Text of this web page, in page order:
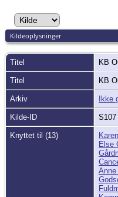
Kildeoplysninger
Titel KB
Titel KB
Arkiv Ikke
Kilde-ID S107
Knyttet til (13)
Else